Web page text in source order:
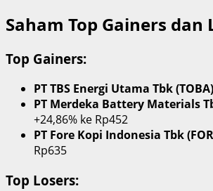
Saham Top Gainers dan
Top Gainers:
PT TBS Energi Utama Tbk
PT Merdeka Battery Materials
+24,86% ke Rp452
PT Fore Kopi Indonesia Tbk
Rp635
Top Losers: